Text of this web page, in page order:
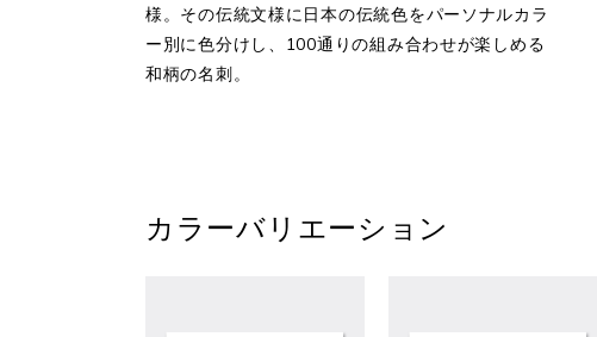
様。その伝統文様に日本の伝統色をパーソナルカラ
ー別に色分けし、100通りの組み合わせが楽しめる
和柄の名刺。
カラーバリエーション